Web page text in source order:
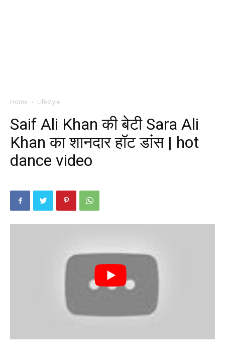
Home Lifestyle
Saif Ali Khan की बेटी Sara Ali
Khan का शानदार हॉट डांस | hot
dance video